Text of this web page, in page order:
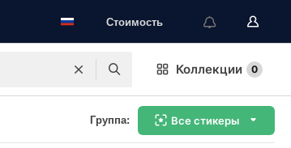
Стоимость
Коллекции 0
Группа: Все стикеры